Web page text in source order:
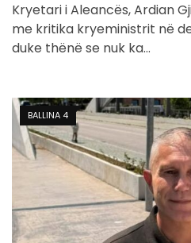
Kryetari i Aleancës, Ardian
me kritika kryeministrit në
duke thënë se nuk ka…
BALLINA 4